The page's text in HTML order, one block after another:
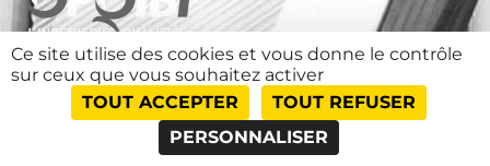
Ce site utilise des cookies et vous donne le contrôle
sur ceux que vous souhaitez activer
TOUT ACCEPTER
TOUT REFUSER
PERSONNALISER